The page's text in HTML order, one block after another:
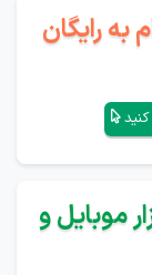
به رایگان
موبایل و